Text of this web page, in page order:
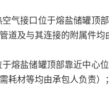
气接口位于熔盐储罐顶
道及与其连接的附属件均
熔盐储罐顶部靠近中心
耗材等均由承包人负责）；